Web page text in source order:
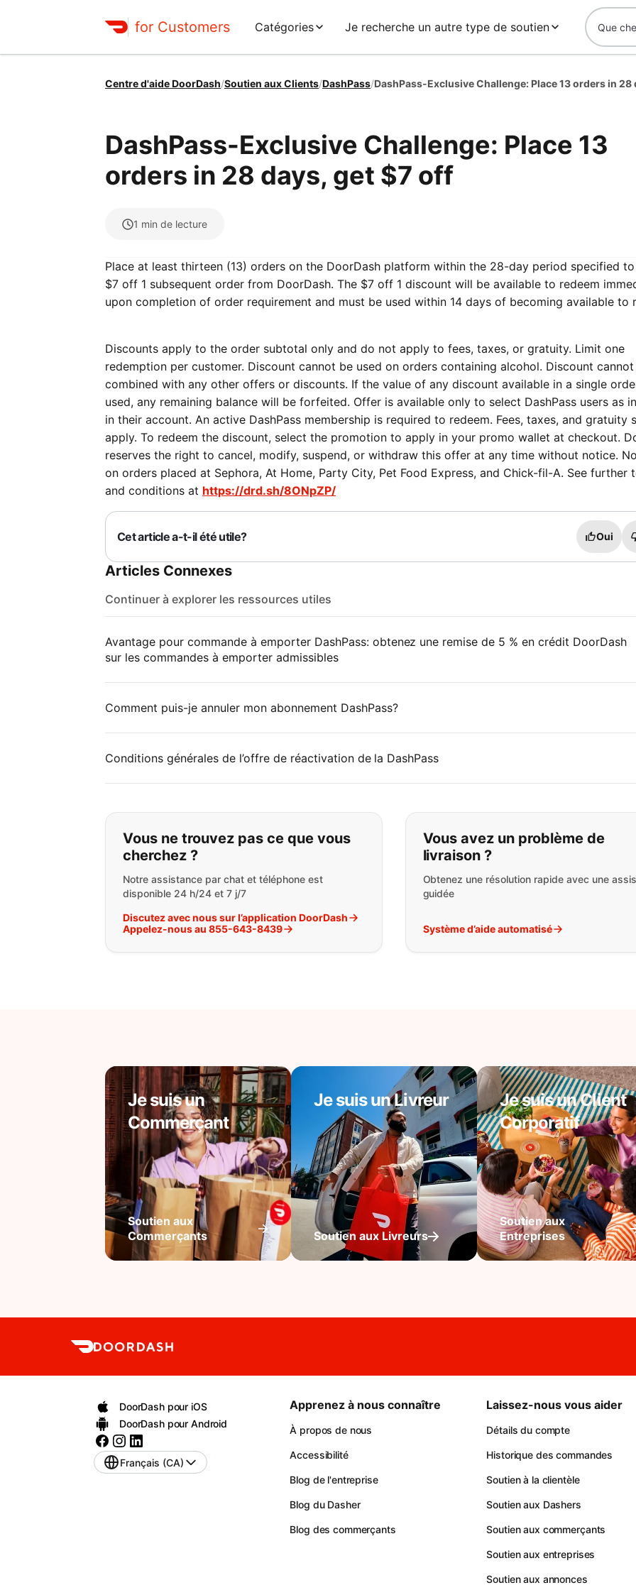
for Customers Catégories Je recherche un autre type de soutien
Centre d'aide DoorDash/Soutien aux Clients/DashPass/
DashPass-Exclusive Challenge: Place 13
orders in 28 days, get $7 off
1 min de lecture
Place at least thirteen (13) orders on the DoorDash platform within the 28-day period specified
$7 off 1 subsequent order from DoorDash. The $7 off 1 discount will be available to redeem
upon completion of order requirement and must be used within 14 days of becoming available to
Discounts apply to the order subtotal only and do not apply to fees, taxes, or gratuity. Limit one
redemption per customer. Discount cannot be used on orders containing alcohol. Discount
combined with any other offers or discounts. If the value of any discount available in a single
used, any remaining balance will be forfeited. Offer is available only to select DashPass users as
in their account. An active DashPass membership is required to redeem. Fees, taxes, and gratuity
apply. To redeem the discount, select the promotion to apply in your promo wallet at checkout.
reserves the right to cancel, modify, suspend, or withdraw this offer at any time without notice.
on orders placed at Sephora, At Home, Party City, Pet Food Express, and Chick-fil-A. See further
and conditions at https://drd.sh/8ONpZP/
Cet article a-t-il été utile? Oui
Articles Connexes
Continuer à explorer les ressources utiles
Avantage pour commande à emporter DashPass: obtenez une remise de 5 % en crédit DoorDash
sur les commandes à emporter admissibles
Comment puis-je annuler mon abonnement DashPass?
Conditions générales de l’offre de réactivation de la DashPass
Si vous ne trouvez pas ce que vous cherchez:
Vous ne trouvez pas ce que vous
cherchez ?
Notre assistance par chat et téléphone est
disponible 24 h/24 et 7 j/7
Discutez avec nous sur l’application DoorDash
Appelez-nous au 855-643-8439
Vous avez un problème de
livraison ?
Obtenez une résolution rapide avec une
guidée
Système d’aide automatisé
Je suis un
Commerçant
Soutien aux
Commerçants
Je suis un Livreur
Soutien aux Livreurs
Je suis un Client
Corporatif
Soutien aux
Entreprises
DoorDash pour iOS
DoorDash pour Android
Français (CA)
Apprenez à nous connaître
À propos de nous
Accessibilité
Blog de l'entreprise
Blog du Dasher
Blog des commerçants
Laissez-nous vous aider
Détails du compte
Historique des commandes
Soutien à la clientèle
Soutien aux Dashers
Soutien aux commerçants
Soutien aux entreprises
Soutien aux annonces